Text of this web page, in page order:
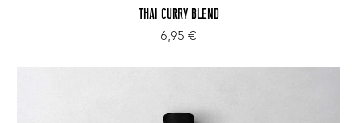
THAI CURRY BLEND
6,95 €